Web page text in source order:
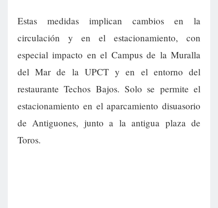
Estas medidas implican cambios en la
circulación y en el estacionamiento, con
especial impacto en el Campus de la Muralla
del Mar de la UPCT y en el entorno del
restaurante Techos Bajos. Solo se permite el
estacionamiento en el aparcamiento disuasorio
de Antiguones, junto a la antigua plaza de
Toros.